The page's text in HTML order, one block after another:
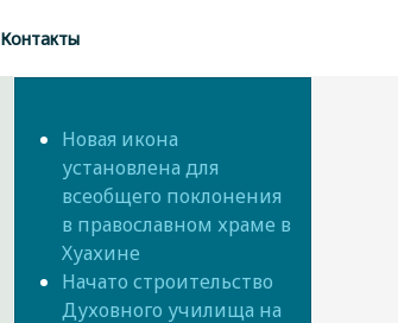
Контакты
Новая икона
установлена для
всеобщего поклонения
в православном храме в
Хуахине
Начато строительство
Духовного училища на